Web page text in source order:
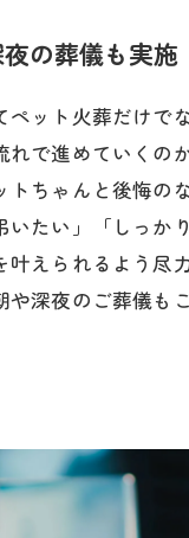
の葬儀も実施
ット火葬だけで
で進めていくの
ちゃんと後悔の
たい」「しっか
叶えられるよう尽
深夜のご葬儀も